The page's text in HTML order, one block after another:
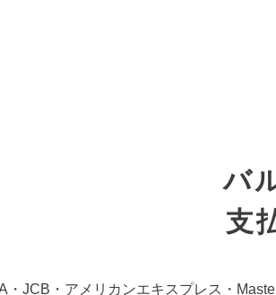
バ
支
・JCB・アメリカンエキスプレス・